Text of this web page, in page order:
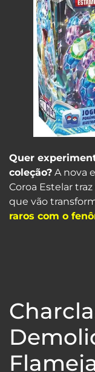
Quer
coleção? A nova
Coroa Estelar
que vão
raros com o